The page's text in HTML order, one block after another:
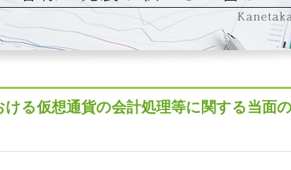
ける仮想通貨の会計処理等に関する当面